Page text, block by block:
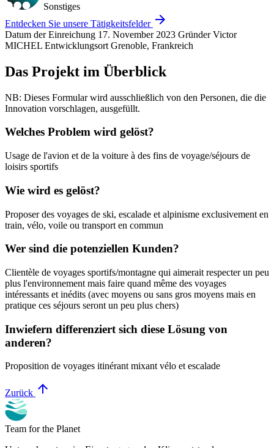
Sonstiges
Entdecken Sie unsere Tätigkeitsfelder arrow_forward
Datum der Einreichung 17. November 2023 GründerVictor
MICHEL Entwicklungsort Grenoble, Frankreich
Das Projekt im Überblick
NB: Dieses Formular wird ausschließlich von den Personen, die die
Innovation vorschlagen, ausgefüllt.
Welches Problem wird gelöst?
Usage de l'avion et de la voiture à des fins de voyage/séjours de
loisirs sportifs
Wie wird es gelöst?
Proposer des voyages de ski, escalade et alpinisme exclusivement en
train, vélo, voile ou transport en commun
Wer sind die potenziellen Kunden?
Clientèle de voyages sportifs/montagne qui aimerait respecter un peu
plus l'environnement mais faire quand même des voyages
intéressants et inédits (avec moyens ou sans gros moyens mais en
pratique ces séjours seront un peu plus chers)
Inwiefern differenziert sich diese Lösung von
anderen?
Proposition de voyages itinérant mixant vélo et escalade
Zurück arrow_upward
Team for the Planet